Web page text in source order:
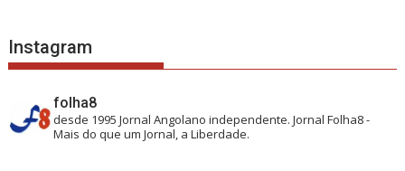
Instagram
folha8
desde 1995 Jornal Angolano independente.Jornal Folha8 -
Mais do que um Jornal, a Liberdade.